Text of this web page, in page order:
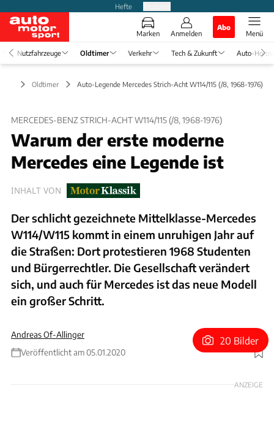
Hefte
Marken Anmelden
Abo
Menü
Nutzfahrzeuge Oldtimer Verkehr Tech & Zukunft Auto-
Oldtimer Auto-Legende Mercedes Strich-Acht W114/115 (/8, 1968-1976)
MERCEDES-BENZ STRICH-ACHT W114/115 (/8, 1968-1976)
Warum der erste moderne
Mercedes eine Legende ist
INHALT VON
Der schlicht gezeichnete Mittelklasse-Mercedes
W114/W115 kommt in einem unruhigen Jahr auf
die Straßen: Dort protestieren 1968 Studenten
und Bürgerrechtler. Die Gesellschaft verändert
sich, und auch für Mercedes ist das neue Modell
ein großer Schritt.
Andreas Of-Allinger
Veröffentlicht am 05.01.2020
Foto: Daimler
20 Bilder
ANZEIGE